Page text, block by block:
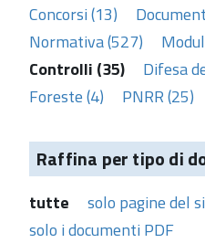
Concorsi (13)
Normativa (527)
Controlli (35)
Difesa
Foreste (4)
PNRR (25)
Raffina per tipo di
tutte
solo pagine del
solo i documenti PDF